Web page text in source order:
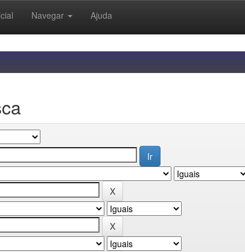
Navegar Ajuda